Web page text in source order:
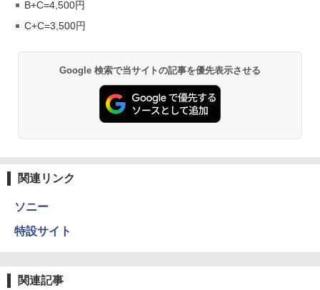
B+C=4,500円
C+C=3,500円
Google 検索で当サイトの記事を優先表示させる
関連リンク
ソニー
特設サイト
関連記事